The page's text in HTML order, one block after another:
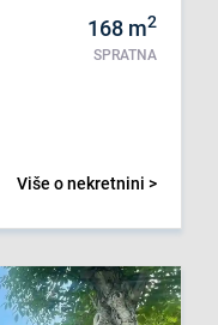
168 m2
SPRATNA
Više o nekretnini >